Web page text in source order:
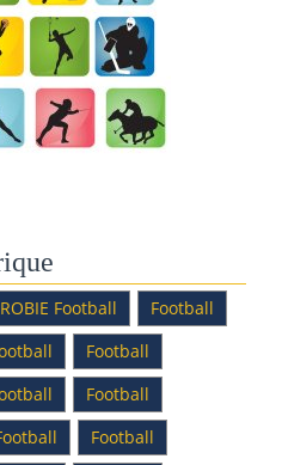
Football
Football
Football
Football
Football